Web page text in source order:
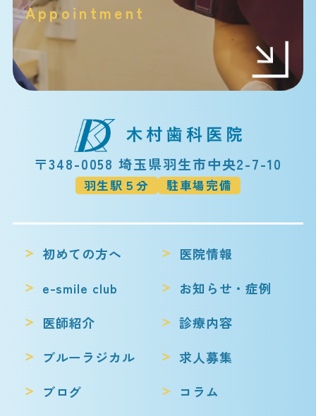
Appointment
〒348-0058 埼玉県羽生市中央2-7-10
羽生駅５分 駐車場完備
初めての方へ
医院情報
e-smile club
お知らせ・症例
医師紹介
診療内容
ブルーラジカル
求人募集
ブログ
コラム